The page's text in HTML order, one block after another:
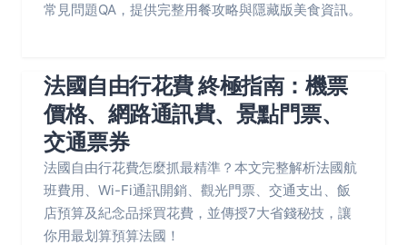
常見問題QA，提供完整用餐攻略與隱藏版美食資訊。
法國自由行花費 終極指南：機票
價格、網路通訊費、景點門票、
交通票券
法國自由行花費怎麼抓最精準？本文完整解析法國航
班費用、Wi-Fi通訊開銷、觀光門票、交通支出、飯
店預算及紀念品採買花費，並傳授7大省錢秘技，讓
你用最划算預算法國！